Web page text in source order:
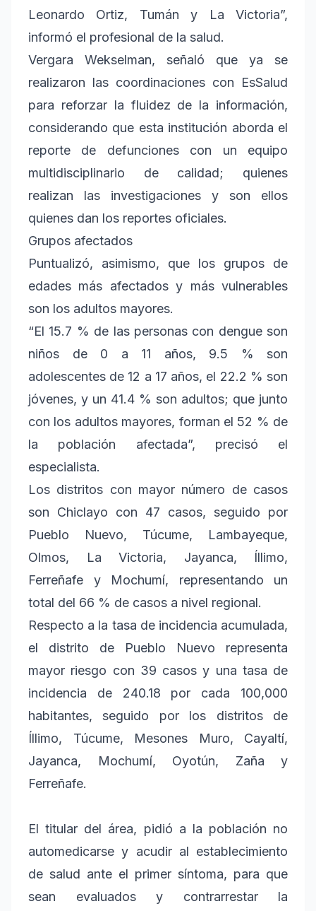
Leonardo Ortiz, Tumán y La Victoria”,
informó el profesional de la salud.
Vergara Wekselman, señaló que ya se
realizaron las coordinaciones con EsSalud
para reforzar la fluidez de la información,
considerando que esta institución aborda el
reporte de defunciones con un equipo
multidisciplinario de calidad; quienes
realizan las investigaciones y son ellos
quienes dan los reportes oficiales.
Grupos afectados
Puntualizó, asimismo, que los grupos de
edades más afectados y más vulnerables
son los adultos mayores.
“El 15.7 % de las personas con dengue son
niños de 0 a 11 años, 9.5 % son
adolescentes de 12 a 17 años, el 22.2 % son
jóvenes, y un 41.4 % son adultos; que junto
con los adultos mayores, forman el 52 % de
la población afectada”, precisó el
especialista.
Los distritos con mayor número de casos
son Chiclayo con 47 casos, seguido por
Pueblo Nuevo, Túcume, Lambayeque,
Olmos, La Victoria, Jayanca, Íllimo,
Ferreñafe y Mochumí, representando un
total del 66 % de casos a nivel regional.
Respecto a la tasa de incidencia acumulada,
el distrito de Pueblo Nuevo representa
mayor riesgo con 39 casos y una tasa de
incidencia de 240.18 por cada 100,000
habitantes, seguido por los distritos de
Íllimo, Túcume, Mesones Muro, Cayaltí,
Jayanca, Mochumí, Oyotún, Zaña y
Ferreñafe.
El titular del área, pidió a la población no
automedicarse y acudir al establecimiento
de salud ante el primer síntoma, para que
sean evaluados y contrarrestar la